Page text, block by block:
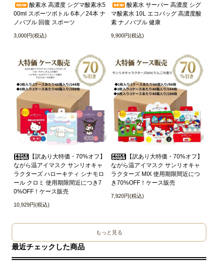
酸素水 高濃度 シグマ酸素水5
00ml スポーツボトル 6本／24本 ナ
ノバブル 回復 スポーツ
3,000円(税込)
酸素水 サーバー 高濃度 シグ
マ酸素水 10L エコバッグ 高濃度酸
素 ナノバブル 健康
9,900円(税込)
【訳あり大特価・70%オフ】
ながら温アイマスク サンリオキャ
ラクターズ ハローキティ シナモロ
ール クロミ 使用期限間近につき7
0%OFF！ケース販売
10,929円(税込)
【訳あり大特価・70%オフ】
ながら温アイマスク サンリオキャ
ラクターズ MIX 使用期限間近につ
き70%OFF！ケース販売
7,920円(税込)
もっと見る
最近チェックした商品